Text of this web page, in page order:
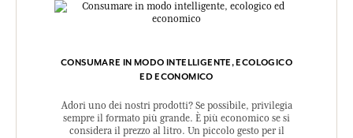
CONSUMARE IN MODO INTELLIGENTE, ECOLOGICO
ED ECONOMICO
Adori uno dei nostri prodotti? Se possibile, privilegia
sempre il formato più grande. È più economico se si
considera il prezzo al litro. Un piccolo gesto per il